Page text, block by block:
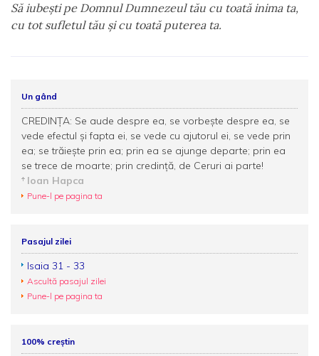
Să iubeşti pe Domnul Dumnezeul tău cu toată inima ta,
cu tot sufletul tău şi cu toată puterea ta.
Un gând
CREDINȚA: Se aude despre ea, se vorbește despre ea, se
vede efectul și fapta ei, se vede cu ajutorul ei, se vede prin
ea; se trăiește prin ea; prin ea se ajunge departe; prin ea
se trece de moarte; prin credință, de Ceruri ai parte!
Ioan Hapca
Pune-l pe pagina ta
Pasajul zilei
Isaia 31 - 33
Ascultă pasajul zilei
Pune-l pe pagina ta
100% creștin